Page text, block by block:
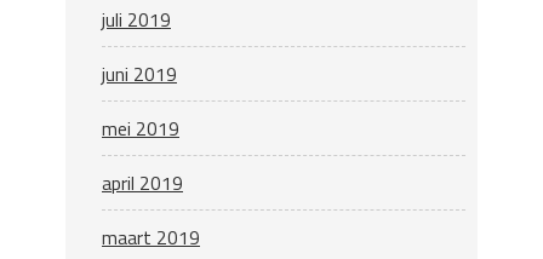
juli 2019
juni 2019
mei 2019
april 2019
maart 2019